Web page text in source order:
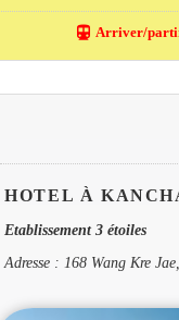
directions_transit Arriver/
HOTEL À
Etablissement 3 étoiles
Adresse : 168 Wang Kre